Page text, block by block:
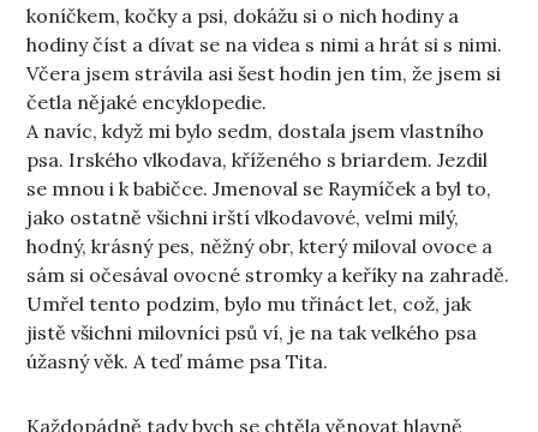
koníčkem, kočky a psi, dokážu si o nich hodiny a
hodiny číst a dívat se na videa s nimi a hrát si s nimi.
Včera jsem strávila asi šest hodin jen tím, že jsem si
četla nějaké encyklopedie.
A navíc, když mi bylo sedm, dostala jsem vlastního
psa. Irského vlkodava, kříženého s briardem. Jezdil
se mnou i k babičce. Jmenoval se Raymíček a byl to,
jako ostatně všichni irští vlkodavové, velmi milý,
hodný, krásný pes, něžný obr, který miloval ovoce a
sám si očesával ovocné stromky a keříky na zahradě.
Umřel tento podzim, bylo mu třináct let, což, jak
jistě všichni milovníci psů ví, je na tak velkého psa
úžasný věk. A teď máme psa Tita.
Každopádně tady bych se chtěla věnovat hlavně